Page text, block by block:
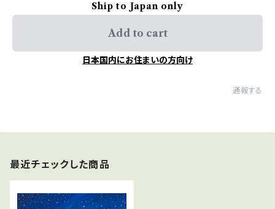
Ship to Japan only
Add to cart
日本国内にお住まいの方向け
通報する
最近チェックした商品